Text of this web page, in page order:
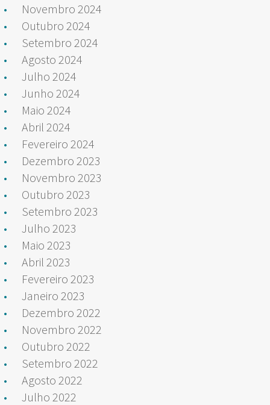
Novembro 2024
Outubro 2024
Setembro 2024
Agosto 2024
Julho 2024
Junho 2024
Maio 2024
Abril 2024
Fevereiro 2024
Dezembro 2023
Novembro 2023
Outubro 2023
Setembro 2023
Julho 2023
Maio 2023
Abril 2023
Fevereiro 2023
Janeiro 2023
Dezembro 2022
Novembro 2022
Outubro 2022
Setembro 2022
Agosto 2022
Julho 2022